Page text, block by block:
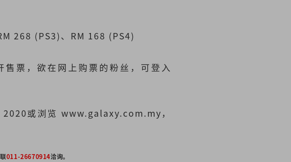
268 (PS3)、RM 168 (PS4)
票，欲在网上购票的粉丝，可登入
或浏览 www.galaxy.com.my，
011-26670914洽询。